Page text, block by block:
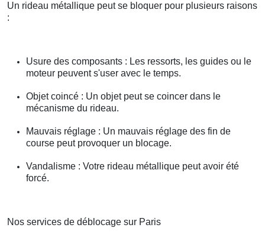
Un rideau métallique peut se bloquer pour plusieurs raisons
:
Usure des composants : Les ressorts, les guides ou le
moteur peuvent s'user avec le temps.
Objet coincé : Un objet peut se coincer dans le
mécanisme du rideau.
Mauvais réglage : Un mauvais réglage des fin de
course peut provoquer un blocage.
Vandalisme : Votre rideau métallique peut avoir été
forcé.
Nos services de déblocage sur Paris